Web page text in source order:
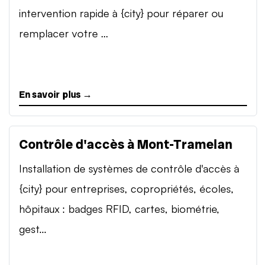
intervention rapide à {city} pour réparer ou
remplacer votre ...
En savoir plus →
Contrôle d'accès à Mont-Tramelan
Installation de systèmes de contrôle d'accès à
{city} pour entreprises, copropriétés, écoles,
hôpitaux : badges RFID, cartes, biométrie,
gest...